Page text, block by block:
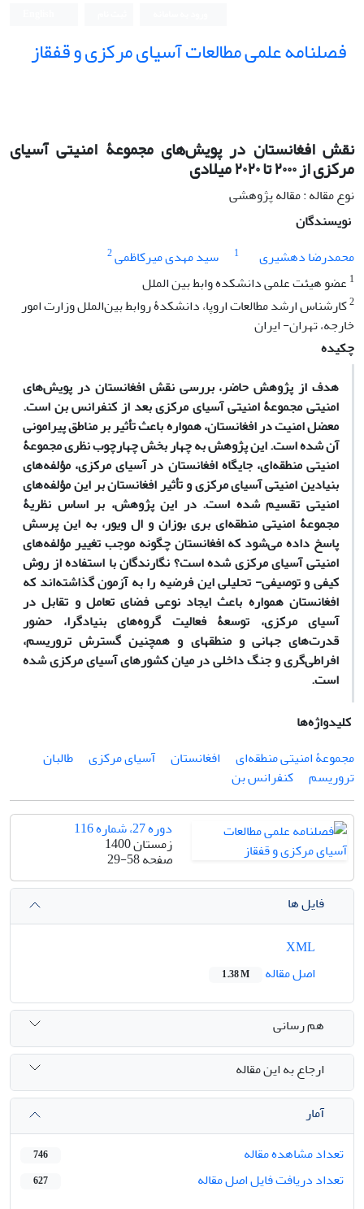
فصلنامه علمی مطالعات آسیای مرکزی و قفقاز
نقش افغانستان در پویش‌های مجموعۀ امنیتی آسیای
مرکزی از ۲۰۰۰ تا ۲۰۲۰ میلادی
نوع مقاله : مقاله پژوهشی
نویسندگان
محمدرضا دهشیری
1 سید مهدی میرکاظمی2
1 عضو هیئت علمی دانشکده وابط بین الملل
2کارشناس ارشد مطالعات اروپا، دانشکدۀ روابط بین‌الملل وزارت امور
خارجه، تهران- ایران
چکیده
هدف از پژوهش حاضر، بررسی نقش افغانستان در پویش‌های
امنیتی مجموعۀ امنیتی آسیای مرکزی بعد از کنفرانس بن است.
معضل امنیت در افغانستان، همواره باعث تأثیر بر مناطق پیرامونی
آن شده است. این پژوهش به چهار بخش چهارچوب نظری مجموعۀ
امنیتی منطقه‌ای، جایگاه افغانستان در آسیای مرکزی، مؤلفه‌های
بنیادین امنیتی آسیای مرکزی و تأثیر افغانستان بر این مؤلفه‌های
امنیتی تقسیم شده است. در این پژوهش، بر اساس نظریۀ
مجموعۀ امنیتی منطقه‌ای بری بوزان و ال ویور، به این پرسش
پاسخ داده می‌شود که افغانستان چگونه موجب تغییر مؤلفه‌های
امنیتی آسیای مرکزی شده است؟ نگارندگان با استفاده از روش
کیفی و توصیفی- تحلیلی این فرضیه را به آزمون گذاشته‌اند که
افغانستان همواره باعث ایجاد نوعی فضای تعامل و تقابل در
آسیای مرکزی، توسعۀ فعالیت گروه‌های بنیادگرا، حضور
قدرت‌های جهانی و منطقه­ای و همچنین گسترش تروریسم،
افراطی‌گری و جنگ داخلی در میان کشورهای آسیای مرکزی شده
است.
کلیدواژه‌ها
مجموعۀ امنیتی منطقه‌ای
افغانستان آسیای مرکزی
طالبان
تروریسم
کنفرانس بن
دوره 27، شماره 116
زمستان 1400
صفحه29-58
فایل ها
اصل مقاله
1.38 M
هم رسانی
ارجاع به این مقاله
آمار
تعداد مشاهده مقاله
746
تعداد دریافت فایل اصل مقاله 627